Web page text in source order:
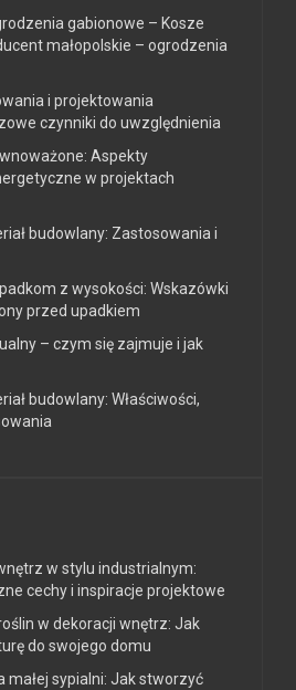
gabionowe – Kosze
małopolskie – ogrodzenia
i projektowania
czynniki do uwzględnienia
Aspekty
w projektach
budowlany: Zastosowania i
z wysokości: Wskazówki
przed upadkiem
– czym się zajmuje i jak
budowlany: Właściwości,
w stylu industrialnym:
cechy i inspiracje projektowe
w dekoracji wnętrz: Jak
do swojego domu
małej sypialni: Jak stworzyć